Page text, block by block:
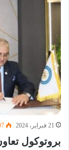
21 فبراير، 2024
بروتوكول